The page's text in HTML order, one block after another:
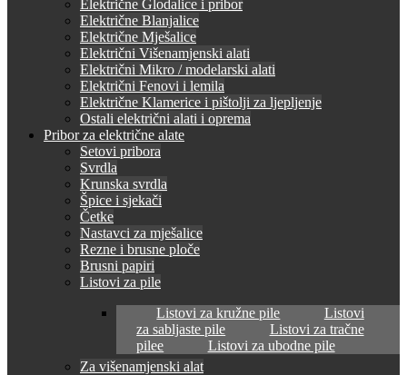
Električne Glodalice i pribor
Električne Blanjalice
Električne Mješalice
Električni Višenamjenski alati
Električni Mikro / modelarski alati
Električni Fenovi i lemila
Električne Klamerice i pištolji za ljepljenje
Ostali električni alati i oprema
Pribor za električne alate
Setovi pribora
Svrdla
Krunska svrdla
Špice i sjekači
Četke
Nastavci za mješalice
Rezne i brusne ploče
Brusni papiri
Listovi za pile
Listovi za kružne pile
Listovi
za sabljaste pile
Listovi za tračne
pilee
Listovi za ubodne pile
Za višenamjenski alat